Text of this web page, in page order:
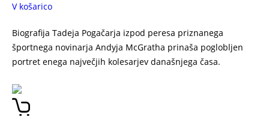
V košarico
Biografija Tadeja Pogačarja izpod peresa priznanega
športnega novinarja Andyja McGratha prinaša poglobljen
portret enega največjih kolesarjev današnjega časa.